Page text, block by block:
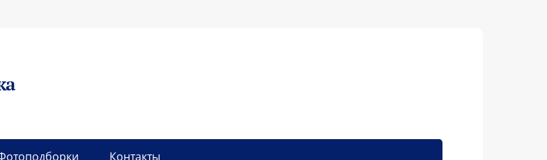
Контакты